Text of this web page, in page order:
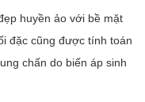
huyền ảo với bề mặt
đặc cũng được tính toán
chấn do biến áp sinh